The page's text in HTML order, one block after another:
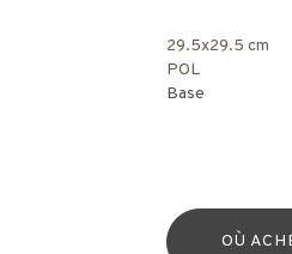
29.5x29.5 cm
POL
Base
OÙ